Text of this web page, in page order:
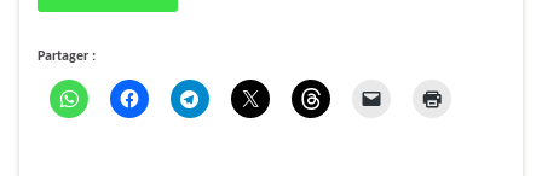
Partager :